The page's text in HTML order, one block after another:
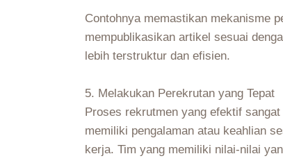
Contohnya memastikan mekanisme
mempublikasikan artikel sesuai
lebih terstruktur dan efisien.
5. Melakukan Perekrutan yang Tepat
Proses rekrutmen yang efektif
memiliki pengalaman atau keahlian
kerja. Tim yang memiliki nilai-nilai